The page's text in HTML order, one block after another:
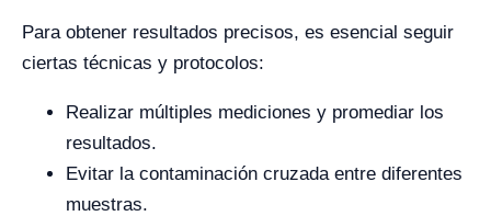
Para obtener resultados precisos, es esencial seguir
ciertas técnicas y protocolos:
Realizar múltiples mediciones y promediar los
resultados.
Evitar la contaminación cruzada entre diferentes
muestras.